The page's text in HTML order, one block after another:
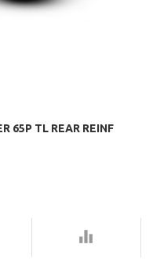
65P TL REAR REINF